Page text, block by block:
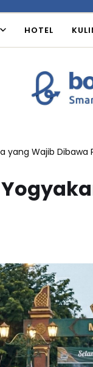
HOTEL
yang Wajib Dibawa